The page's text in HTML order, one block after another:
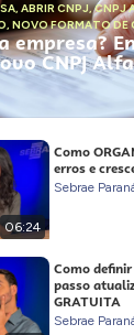
, ABRIR CNPJ,CNPJ
, NOVO FORMATO DE
empresa?
CNPJ
06:24
Como
erros e
Sebrae
Como definir
passo
GRATUITA
Sebrae